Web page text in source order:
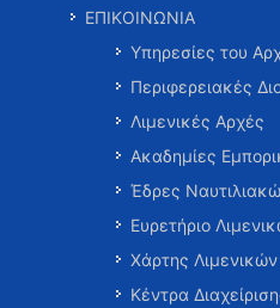
ΕΠΙΚΟΙΝΩΝΙΑ
Υπηρεσίες του
Περιφερειακές
Λιμενικές Αρχές
Ακαδημίες
Έδρες
Ευρετήριο
Χάρτης
Κέντρα